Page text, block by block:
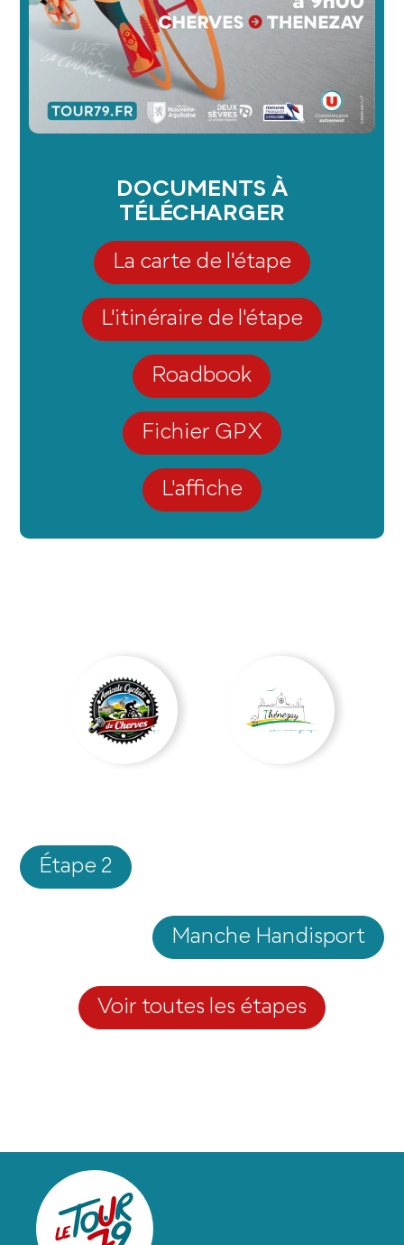
DOCUMENTS À
TÉLÉCHARGER
La carte de l'étape
L'itinéraire de l'étape
Roadbook
Fichier GPX
L'affiche
Étape 2
Manche Handisport
Voir toutes les étapes